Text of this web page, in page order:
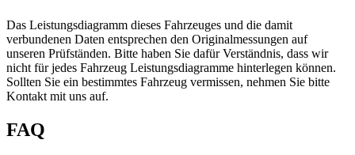
Das Leistungsdiagramm dieses Fahrzeuges und die damit
verbundenen Daten entsprechen den Originalmessungen auf
unseren Prüfständen. Bitte haben Sie dafür Verständnis, dass wir
nicht für jedes Fahrzeug Leistungsdiagramme hinterlegen können.
Sollten Sie ein bestimmtes Fahrzeug vermissen, nehmen Sie bitte
Kontakt mit uns auf.
FAQ